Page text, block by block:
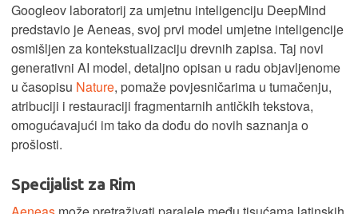
Googleov laboratorij za umjetnu inteligenciju DeepMind
predstavio je Aeneas, svoj prvi model umjetne inteligencije
osmišljen za kontekstualizaciju drevnih zapisa. Taj novi
generativni AI model, detaljno opisan u radu objavljenome
u časopisu Nature, pomaže povjesničarima u tumačenju,
atribuciji i restauraciji fragmentarnih antičkih tekstova,
omogućavajući im tako da dođu do novih saznanja o
prošlosti.
Specijalist za Rim